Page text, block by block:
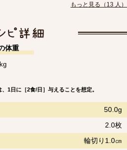
もっと見る（13 人）
体重
1日に［2食/日］与えることを想定。
50.0g
2.0枚
輪切り1.0㎝